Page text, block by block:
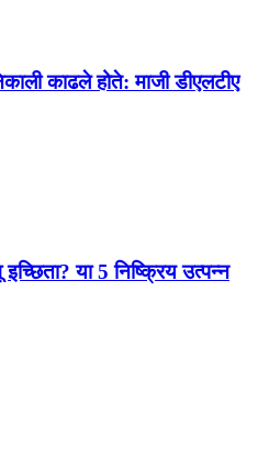
काढले होते: माजी डीएलटीए
या 5 निष्क्रिय उत्पन्न